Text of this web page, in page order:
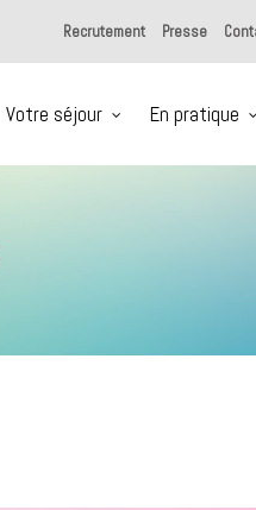
Recrutement Presse
Votre séjour En pratique